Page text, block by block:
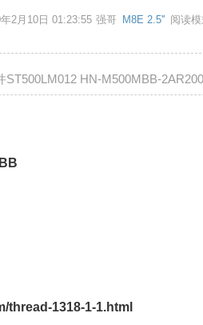
2月10日 01:23:55 强哥 M8E 2.5'' 阅读
HN-M500MBB-
thread-1318-1-1.html